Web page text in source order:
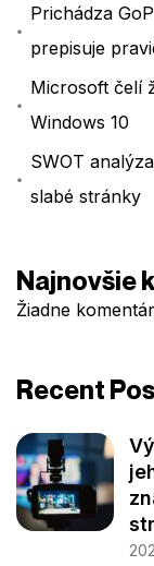
Prichádza
prepisuje
Microsoft čelí
Windows 10
SWOT
slabé stránky
Najnovšie
Žiadne
Recent